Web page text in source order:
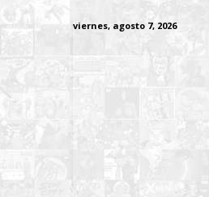
viernes, agosto 7, 2026